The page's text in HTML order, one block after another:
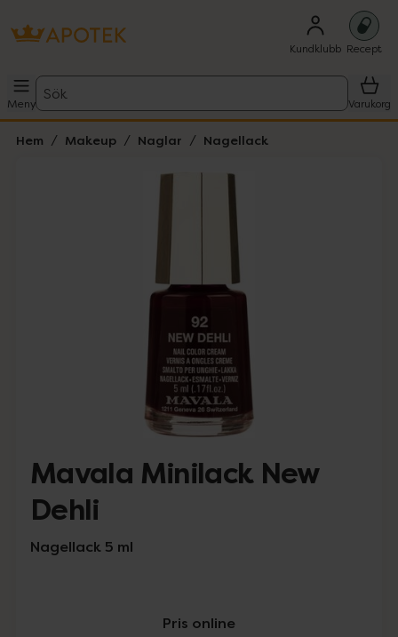
Kundklubb Recept
Meny
Sök
Varukorg
Hem Makeup Naglar Nagellack
Mavala Minilack New
Dehli
Nagellack 5 ml
Pris online